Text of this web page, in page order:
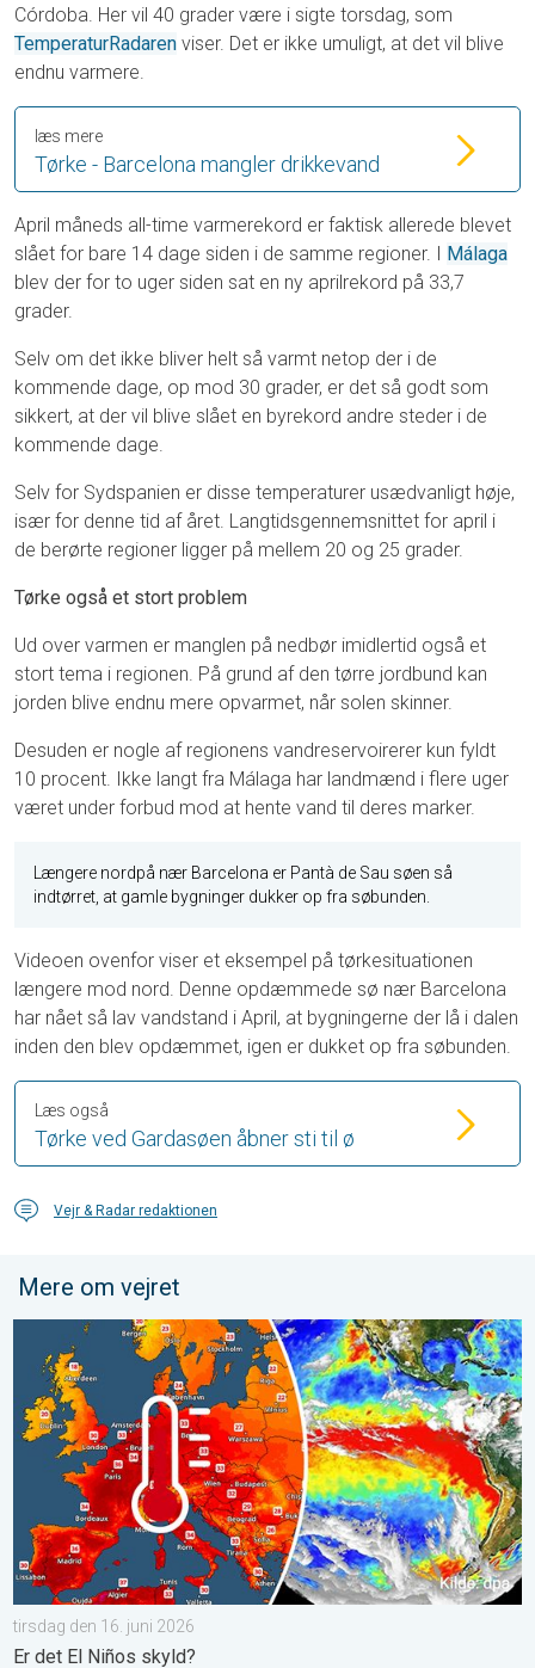
Córdoba. Her vil 40 grader være i sigte torsdag, som
TemperaturRadaren viser. Det er ikke umuligt, at det vil blive
endnu varmere.
Tørke - Barcelona mangler drikkevand
læs mere
April måneds all-time varmerekord er faktisk allerede blevet
slået for bare 14 dage siden i de samme regioner. I
Málaga
blev der for to uger siden sat en ny aprilrekord på 33,7
grader.
Selv om det ikke bliver helt så varmt netop der i de
kommende dage, op mod 30 grader, er det så godt som
sikkert, at der vil blive slået en byrekord andre steder i de
kommende dage.
Selv for Sydspanien er disse temperaturer usædvanligt høje,
især for denne tid af året. Langtidsgennemsnittet for april i
de berørte regioner ligger på mellem 20 og 25 grader.
Tørke også et stort problem
Ud over varmen er manglen på nedbør imidlertid også et
stort tema i regionen. På grund af den tørre jordbund kan
jorden blive endnu mere opvarmet, når solen skinner.
Desuden er nogle af regionens vandreservoirerer kun fyldt
10 procent. Ikke langt fra Málaga har landmænd i flere uger
været under forbud mod at hente vand til deres marker.
Længere nordpå nær Barcelona er Pantà de Sau søen så
indtørret, at gamle bygninger dukker op fra søbunden.
Videoen ovenfor viser et eksempel på tørkesituationen
længere mod nord. Denne opdæmmede sø nær Barcelona
har nået så lav vandstand i April, at bygningerne der lå i dalen
inden den blev opdæmmet, igen er dukket op fra søbunden.
Tørke ved Gardasøen åbner sti til ø
Læs også
Vejr & Radar redaktionen
Mere om vejret
Der er varme på vej i Europa. Er det El Niños skyld?. . . tirsdag
tirsdag den 16. juni 2026
Er det El Niños skyld?